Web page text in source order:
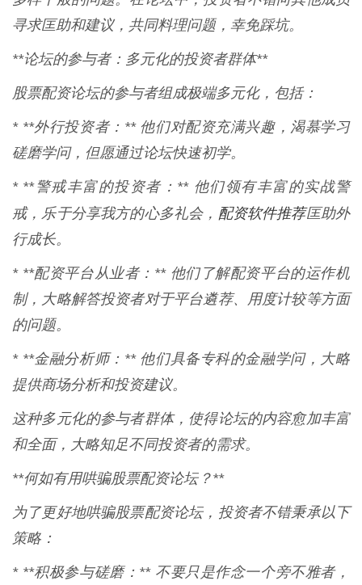
寻求匡助和建议，共同料理问题，幸免踩坑。
**论坛的参与者：多元化的投资者群体**
股票配资论坛的参与者组成极端多元化，包括：
* **外行投资者：** 他们对配资充满兴趣，渴慕学习
磋磨学问，但愿通过论坛快速初学。
* **警戒丰富的投资者：** 他们领有丰富的实战警
戒，乐于分享我方的心多礼会， 配资软件推荐匡助外
行成长。
* **配资平台从业者：** 他们了解配资平台的运作机
制，大略解答投资者对于平台遴荐、用度计较等方面
的问题。
* **金融分析师：** 他们具备专科的金融学问，大略
提供商场分析和投资建议。
这种多元化的参与者群体，使得论坛的内容愈加丰富
和全面，大略知足不同投资者的需求。
**何如有用哄骗股票配资论坛？**
为了更好地哄骗股票配资论坛，投资者不错秉承以下
策略：
* **积极参与磋磨：** 不要只是作念一个旁不雅者，